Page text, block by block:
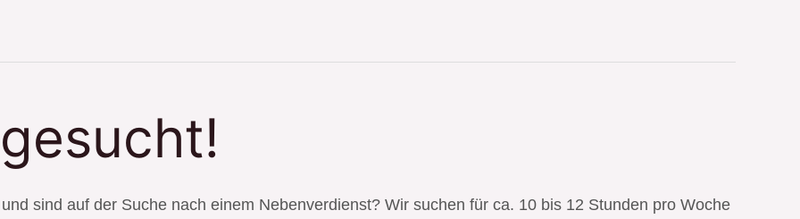
sind auf der Suche nach einem Nebenverdienst? Wir suchen für ca. 10 bis 12 Stunden pro Woche